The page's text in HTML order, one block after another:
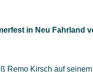
in Neu Fahrland
Remo Kirsch auf seinem